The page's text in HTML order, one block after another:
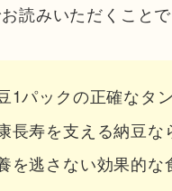
読みいただくこと
1パックの正確なタ
長寿を支える納豆
を逃さない効果的な